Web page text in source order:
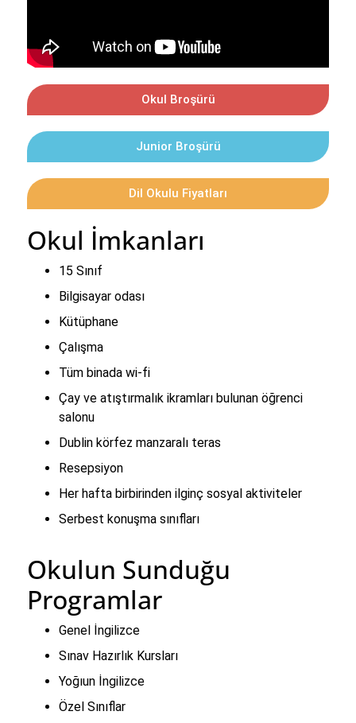
Okul Broşürü
Junior Broşürü
Dil Okulu Fiyatları
Okul İmkanları
15 Sınıf
Bilgisayar odası
Kütüphane
Çalışma
Tüm binada wi-fi
Çay ve atıştırmalık ikramları bulunan öğrenci
salonu
Dublin körfez manzaralı teras
Resepsiyon
Her hafta birbirinden ilginç sosyal aktiviteler
Serbest konuşma sınıfları
Okulun Sunduğu
Programlar
Genel İngilizce
Sınav Hazırlık Kursları
Yoğıun İngilizce
Özel Sınıflar